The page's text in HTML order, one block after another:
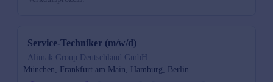
Service-Techniker (m/w/d)
Alimak Group Deutschland GmbH
München, Frankfurt am Main, Hamburg, Berlin